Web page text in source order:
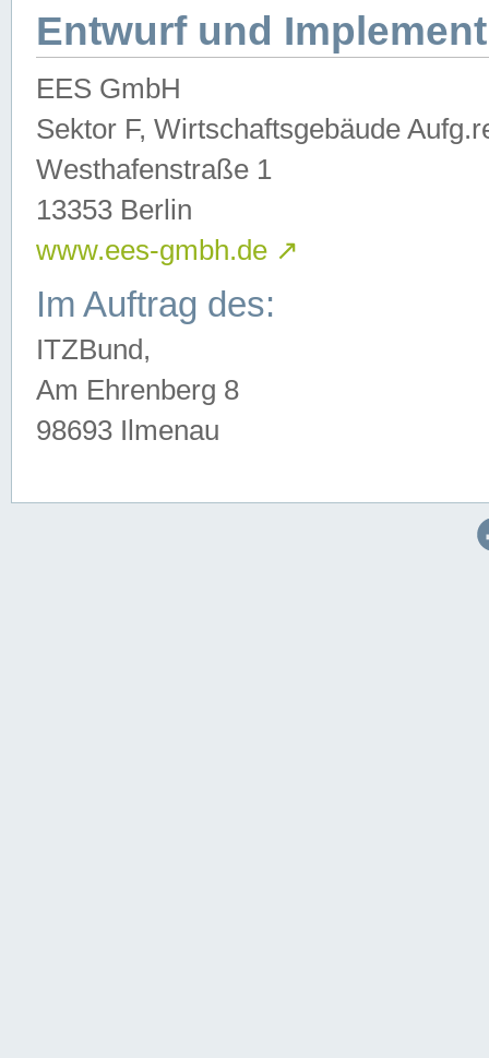
Entwurf und
EES GmbH
Sektor F, Wirtschaftsgebäude
Westhafenstraße 1
13353 Berlin
www.ees-gmbh.de ↗
Im Auftrag des:
ITZBund,
Am Ehrenberg 8
98693 Ilmenau